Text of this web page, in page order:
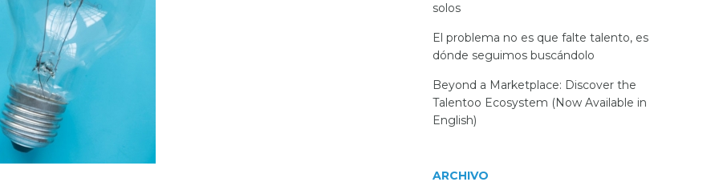
solos
El problema no es que falte talento, es
dónde seguimos buscándolo
Beyond a Marketplace: Discover the
Talentoo Ecosystem (Now Available in
English)
ARCHIVO